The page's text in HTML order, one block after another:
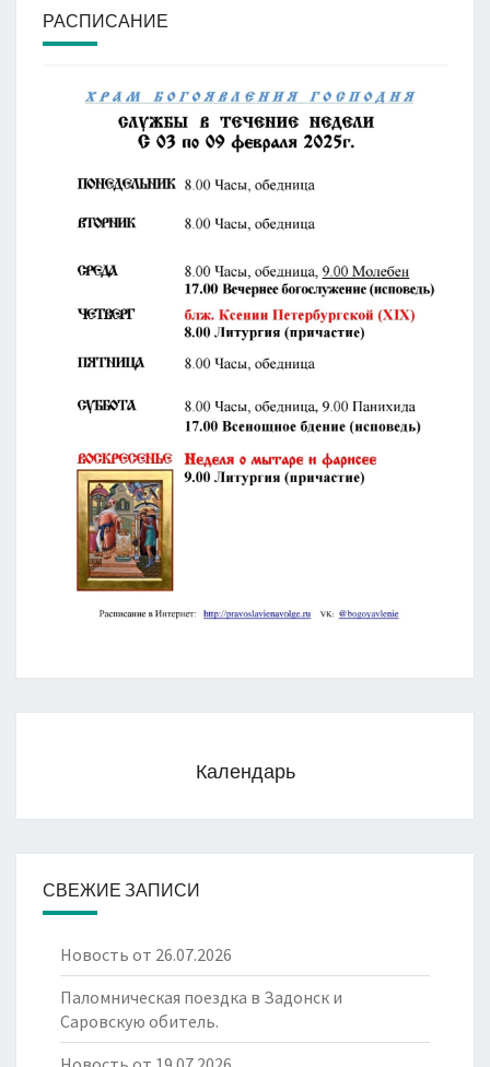
РАСПИСАНИЕ
Календарь
СВЕЖИЕ ЗАПИСИ
Новость от 26.07.2026
Паломническая поездка в Задонск и
Саровскую обитель.